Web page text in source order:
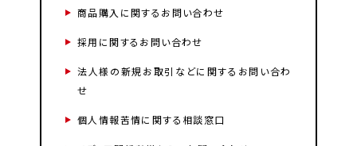
商品購入に関するお問い合わせ
採用に関するお問い合わせ
法人様の新規お取引などに関するお問い合わ
せ
個人情報苦情に関する相談窓口